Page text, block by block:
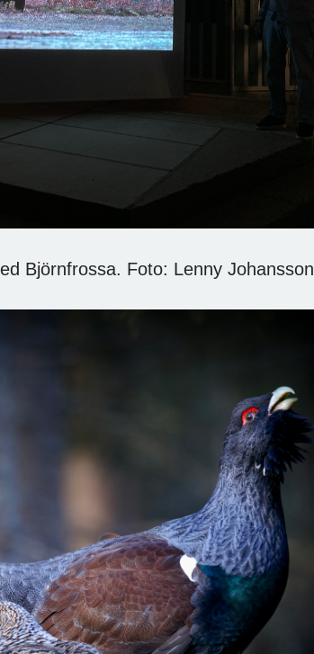
Björnfrossa. Foto: Lenny Johansson